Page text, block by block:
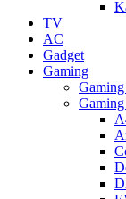
TV
AC
Gadget
Gaming